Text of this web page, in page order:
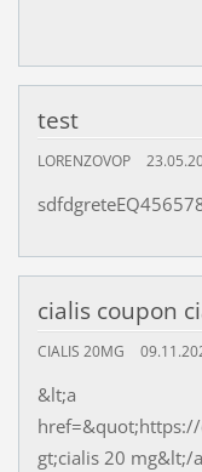
test
LORENZOVOP
cialis coupon
CIALIS 20MG
&lt;a
gt;cialis 20 mg&lt;/